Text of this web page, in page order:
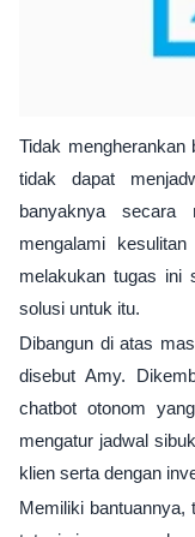
Tidak mengherankan
tidak dapat
banyaknya
mengalami
melakukan tugas ini
solusi untuk itu.
Dibangun di atas
disebut Amy.
chatbot otonom
mengatur jadwal
klien serta dengan
Memiliki bantuannya,